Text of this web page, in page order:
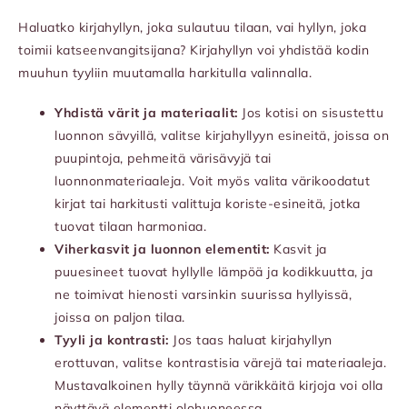
Haluatko kirjahyllyn, joka sulautuu tilaan, vai hyllyn, joka
toimii katseenvangitsijana? Kirjahyllyn voi yhdistää kodin
muuhun tyyliin muutamalla harkitulla valinnalla.
Yhdistä värit ja materiaalit: Jos kotisi on sisustettu
luonnon sävyillä, valitse kirjahyllyyn esineitä, joissa on
puupintoja, pehmeitä värisävyjä tai
luonnonmateriaaleja. Voit myös valita värikoodatut
kirjat tai harkitusti valittuja koriste-esineitä, jotka
tuovat tilaan harmoniaa.
Viherkasvit ja luonnon elementit: Kasvit ja
puuesineet tuovat hyllylle lämpöä ja kodikkuutta, ja
ne toimivat hienosti varsinkin suurissa hyllyissä,
joissa on paljon tilaa.
Tyyli ja kontrasti: Jos taas haluat kirjahyllyn
erottuvan, valitse kontrastisia värejä tai materiaaleja.
Mustavalkoinen hylly täynnä värikkäitä kirjoja voi olla